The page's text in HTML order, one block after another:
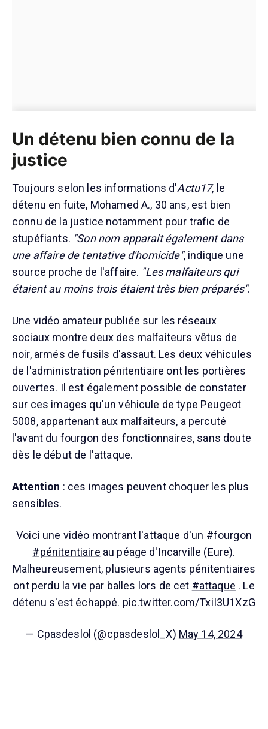
Un détenu bien connu de la
justice
Toujours selon les informations d'Actu17, le
détenu en fuite, Mohamed A., 30 ans, est bien
connu de la justice notamment pour trafic de
stupéfiants. "Son nom apparait également dans
une affaire de tentative d'homicide", indique une
source proche de l'affaire. "Les malfaiteurs qui
étaient au moins trois étaient très bien préparés".
Une vidéo amateur publiée sur les réseaux
sociaux montre deux des malfaiteurs vêtus de
noir, armés de fusils d'assaut. Les deux véhicules
de l'administration pénitentiaire ont les portières
ouvertes. Il est également possible de constater
sur ces images qu'un véhicule de type Peugeot
5008, appartenant aux malfaiteurs, a percuté
l'avant du fourgon des fonctionnaires, sans doute
dès le début de l'attaque.
Attention : ces images peuvent choquer les plus
sensibles.
Voici une vidéo montrant l'attaque d'un #fourgon
#pénitentiaire au péage d'Incarville (Eure).
Malheureusement, plusieurs agents pénitentiaires
ont perdu la vie par balles lors de cet #attaque . Le
détenu s'est échappé. pic.twitter.com/TxiI3U1XzG
— Cpasdeslol (@cpasdeslol_X) May 14, 2024